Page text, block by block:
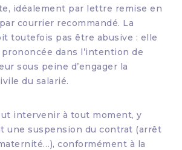
idéalement par lettre remise en
courrier recommandé. La
toutefois pas être abusive : elle
dans l’intention de
sous peine d’engager la
du salarié.
intervenir à tout moment, y
une suspension du contrat (arrêt
conformément à la